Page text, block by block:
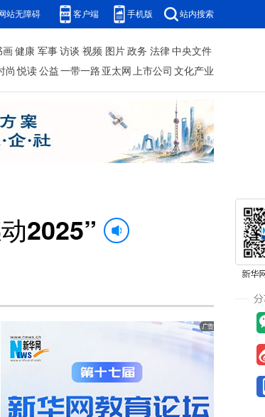
站无障碍 客户端 手机版 站内搜索
画 健康 军事 访谈 视频 图片 政务 法律 中央文件
尚 悦读 公益 一带一路 亚太网 上市公司 文化产业
2025”